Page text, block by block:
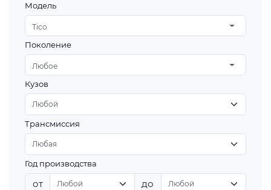
Модель
Tico
Поколение
Любое
Кузов
Трансмиссия
Год производства
от до